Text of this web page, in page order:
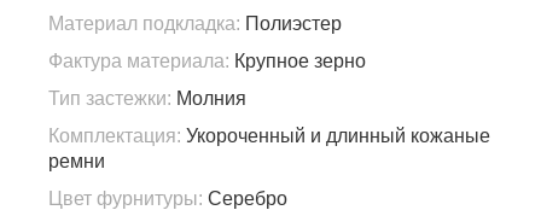
Материал подкладка: Полиэстер
Фактура материала: Крупное зерно
Тип застежки: Молния
Комплектация: Укороченный и длинный кожаные
ремни
Цвет фурнитуры: Серебро